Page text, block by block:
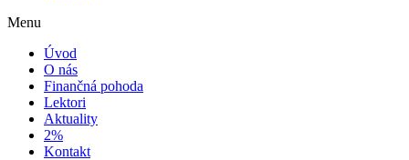
Menu
Úvod
O nás
Finančná pohoda
Lektori
Aktuality
2%
Kontakt